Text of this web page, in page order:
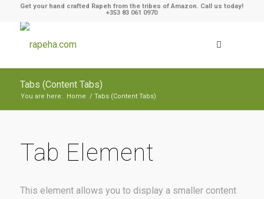
Get your hand crafted Rapeh from the tribes of Amazon. Call us today!
+353 83 061 0970
Tabs (Content Tabs)
You are here: Home / Tabs (Content Tabs)
Tab Element
This element allows you to display a smaller content